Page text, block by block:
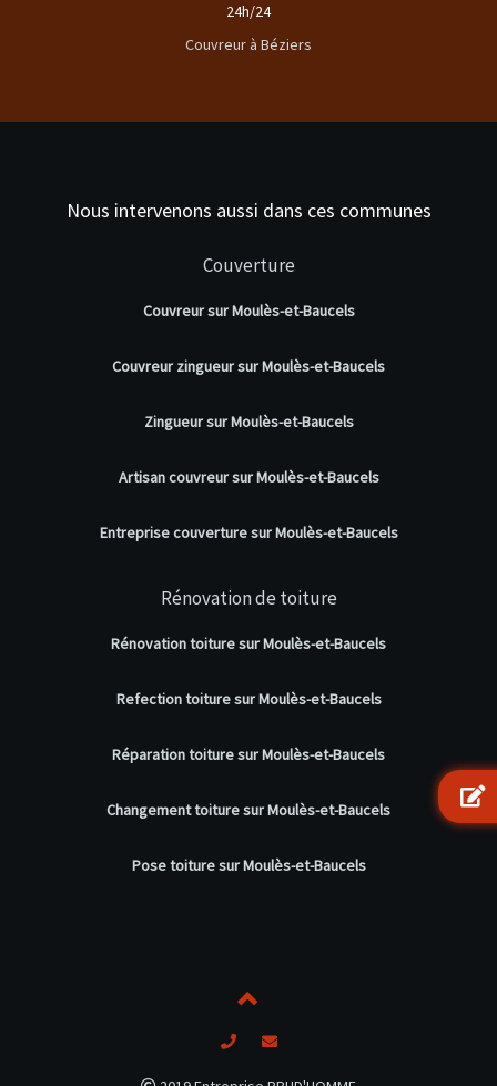
24h/24
Couvreur à Béziers
Nous intervenons aussi dans ces communes
Couverture
Couvreur sur Moulès-et-Baucels
Couvreur zingueur sur Moulès-et-Baucels
Zingueur sur Moulès-et-Baucels
Artisan couvreur sur Moulès-et-Baucels
Entreprise couverture sur Moulès-et-Baucels
Rénovation de toiture
Rénovation toiture sur Moulès-et-Baucels
Refection toiture sur Moulès-et-Baucels
Réparation toiture sur Moulès-et-Baucels
Changement toiture sur Moulès-et-Baucels
Pose toiture sur Moulès-et-Baucels